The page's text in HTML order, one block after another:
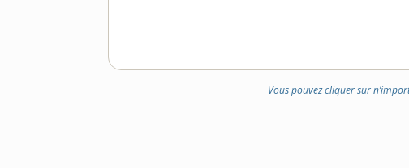
Vous pouvez cliquer sur